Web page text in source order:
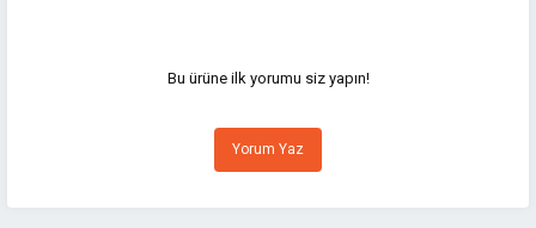
Görüş ve önerileriniz için teşekkür ederiz.
Ürün resmi kalitesiz, bozuk veya görüntülenemiyor.
Ürün açıklamasında eksik bilgiler bulunuyor.
Bu ürüne ilk yorumu siz yapın!
Yorum Yaz